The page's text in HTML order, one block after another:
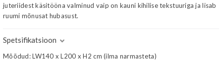
juteriidest käsitööna valminud vaip on kauni kihilise tekstuuriga ja lisab
ruumi mõnusat hubasust.
Spetsifikatsioon
Mõõdud: LW140 x L200 x H2 cm (ilma narmasteta)